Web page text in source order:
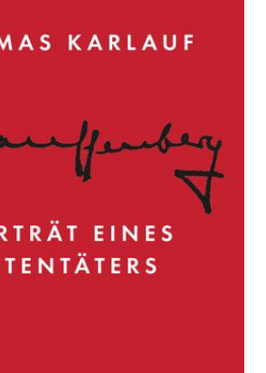
ISBN: 978-3-89667-
411-1